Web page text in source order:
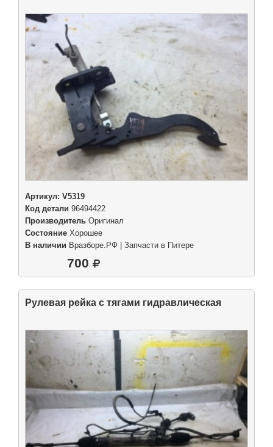
Артикул: V5319
Код детали 96494422
Производитель Оригинал
Состояние Хорошее
В наличии Вразборе.РФ | Запчасти в Питере
700
Рулевая рейка с тягами гидравлическая